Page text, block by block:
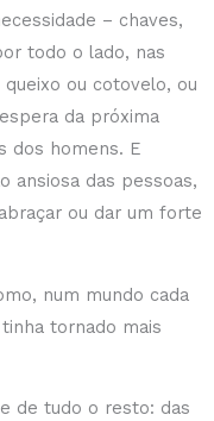
– chaves,
todo o lado, nas
ou cotovelo, ou
da próxima
dos homens. E
ansiosa das pessoas,
ou dar um forte
num mundo cada
tornado mais
de tudo o resto: das